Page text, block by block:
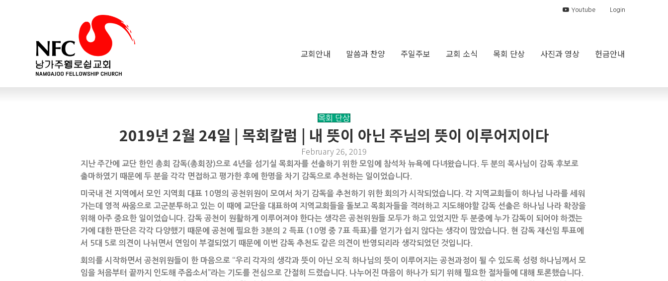
Youtube Login
교회안내 말씀과 찬양 주일주보 교회 소식 목회 단상 사진과 영상 헌금안내
목회 단상
2019년 2월 24일 | 목회칼럼 | 내 뜻이 아닌 주님의 뜻이 이루어지이다
February 26, 2019
지난 주간에 교단 한인 총회 감독(총회장)으로 4년을 섬기실 목회자를 선출하기 위한 모임에 참석차 뉴욕에 다녀왔습니다. 두 분의 목사님이 감독 후보로
출마하였기 때문에 두 분을 각각 면접하고 평가한 후에 한명을 차기 감독으로 추천하는 일이었습니다.
미국내 전 지역에서 모인 지역회 대표 10명의 공천위원이 모여서 차기 감독을 추천하기 위한 회의가 시작되었습니다. 각 지역교회들이 하나님 나라를 세워
가는데 영적 싸움으로 고군분투하고 있는 이 때에 교단을 대표하여 지역교회들을 돌보고 목회자들을 격려하고 지도해야할 감독 선출은 하나님 나라 확장을
위해 아주 중요한 일이었습니다. 감독 공천이 원활하게 이루어져야 한다는 생각은 공천위원들 모두가 하고 있었지만 두 분중에 누가 감독이 되어야 하겠는
가에 대한 판단은 각각 다양했기 때문에 공천에 필요한 3분의 2 득표 (10명 중 7표 득표)를 얻기가 쉽지 않다는 생각이 많았습니다. 현 감독 재신임 투표에
서 5대 5로 의견이 나뉘면서 연임이 부결되었기 때문에 이번 감독 추천도 같은 의견이 반영되리라 생각되었던 것입니다.
회의를 시작하면서 공천위원들이 한 마음으로 “우리 각자의 생각과 뜻이 아닌 오직 하나님의 뜻이 이루어지는 공천과정이 될 수 있도록 성령 하나님께서 모
임을 처음부터 끝까지 인도해 주옵소서”라는 기도를 전심으로 간절히 드렸습니다. 나누어진 마음이 하나가 되기 위해 필요한 절차들에 대해 토론했습니다.